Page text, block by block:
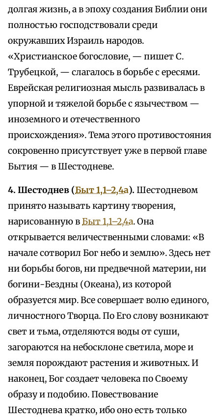
долгая жизнь, а в эпоху создания Библии они
полностью господствовали среди
окружавших Израиль народов.
«Христианское богословие, — пишет С.
Трубецкой, — слагалось в борьбе с ересями.
Еврейская религиозная мысль развивалась в
упорной и тяжелой борьбе с язычеством —
иноземного и отечественного
происхождения». Тема этого противостояния
сокровенно присутствует уже в первой главе
Бытия — в Шестодневе.
4. Шестоднев (Быт 1,1–2,4а). Шестодневом
принято называть картину творения,
нарисованную вБыт 1,1–2,4а. Она
открывается величественными словами: «В
начале сотворил Бог небо и землю». Здесь нет
ни борьбы богов, ни предвечной материи, ни
богини-Бездны (Океана), из которой
образуется мир. Все совершает волю единого,
личностного Творца. По Его слову возникают
свет и тьма, отделяются воды от суши,
загораются на небосклоне светила, море и
земля порождают растения и животных. И
наконец, Бог создает человека по Своему
образу и подобию. Повествование
Шестоднева кратко, ибо оно есть только